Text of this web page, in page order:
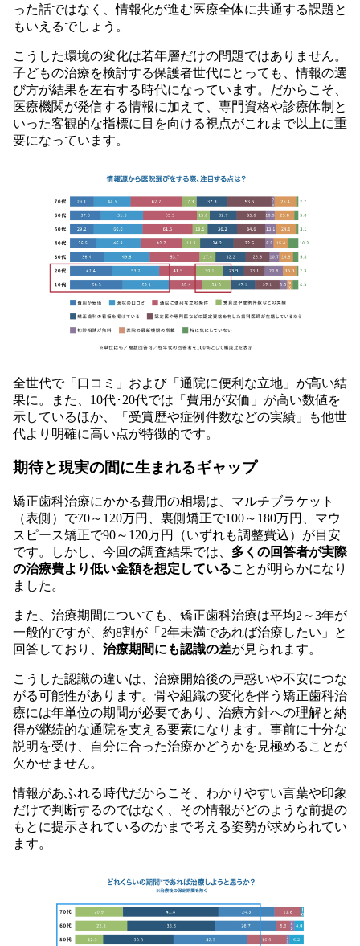
った話ではなく、情報化が進む医療全体に共通する課題と
もいえるでしょう。
こうした環境の変化は若年層だけの問題ではありません。
子どもの治療を検討する保護者世代にとっても、情報の選
び方が結果を左右する時代になっています。だからこそ、
医療機関が発信する情報に加えて、専門資格や診療体制と
いった客観的な指標に目を向ける視点がこれまで以上に重
要になっています。
全世代で「口コミ」および「通院に便利な立地」が高い結
果に。また、10代･20代では「費用が安価」が高い数値を
示しているほか、「受賞歴や症例件数などの実績」も他世
代より明確に高い点が特徴的です。
期待と現実の間に生まれるギャップ
矯正歯科治療にかかる費用の相場は、マルチブラケット
（表側）で70～120万円、裏側矯正で100～180万円、マウ
スピース矯正で90～120万円（いずれも調整費込）が目安
です。しかし、今回の調査結果では、 多くの回答者が実際
の治療費より低い金額を想定していることが明らかになり
ました。
また、治療期間についても、矯正歯科治療は平均2～3年が
一般的ですが、約8割が「2年未満であれば治療したい」と
回答しており、 治療期間にも認識の差が見られます。
こうした認識の違いは、治療開始後の戸惑いや不安につな
がる可能性があります。骨や組織の変化を伴う矯正歯科治
療には年単位の期間が必要であり、治療方針への理解と納
得が継続的な通院を支える要素になります。事前に十分な
説明を受け、自分に合った治療かどうかを見極めることが
欠かせません。
情報があふれる時代だからこそ、わかりやすい言葉や印象
だけで判断するのではなく、その情報がどのような前提の
もとに提示されているのかまで考える姿勢が求められてい
ます。